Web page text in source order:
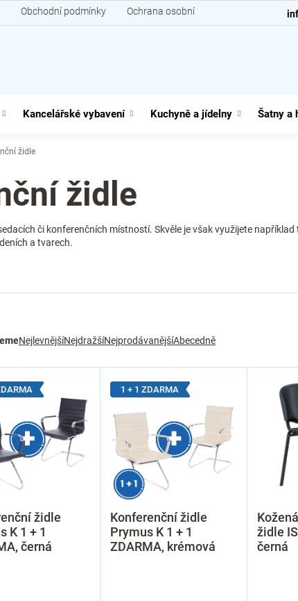
Obchodní podmínky Ochrana osobních údajů
Kancelářské vybavení Kuchyně a jídelny Šatny a
židle
židle
či konferenčních místností. Skvěle je však využijete
a tvarech.
NejlevnějšíNejdražšíNejprodávanějšíAbecedně
židle
K 1 + 1
černá
1 + 1 ZDARMA
Konferenční židle
Prymus K 1 + 1
ZDARMA, krémová
židle
černá